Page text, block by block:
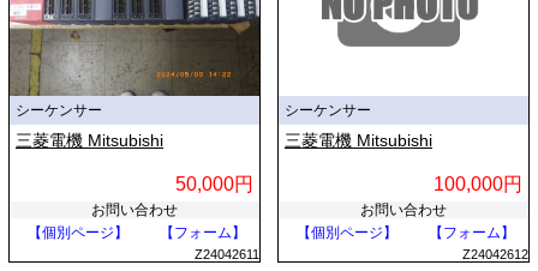
シーケンサー
三菱電機 Mitsubishi
50,000円
お問い合わせ
【個別ページ】
【フォーム】
Z24042611
シーケンサー
三菱電機 Mitsubishi
100,000円
お問い合わせ
【個別ページ】
【フォーム】
Z24042612